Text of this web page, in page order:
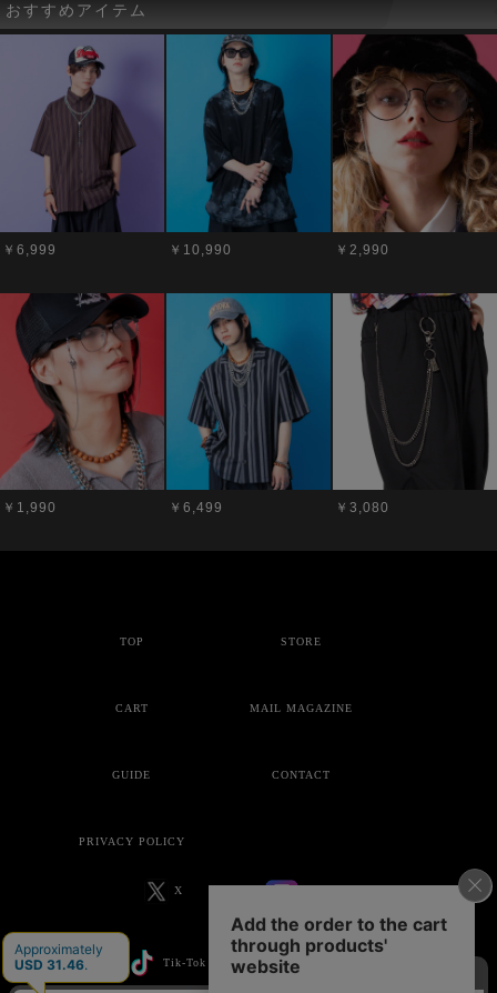
おすすめアイテム
￥6,999 ￥10,990 ￥2,990
￥1,990 ￥6,499 ￥3,080
TOP STORE
CART MAIL MAGAZINE
GUIDE CONTACT
PRIVACY POLICY
X
Tik-Tok